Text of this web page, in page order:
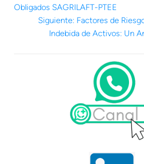
Obligados SAGRILAFT-PTEE
Siguiente: Factores de
Indebida de Activos: Un